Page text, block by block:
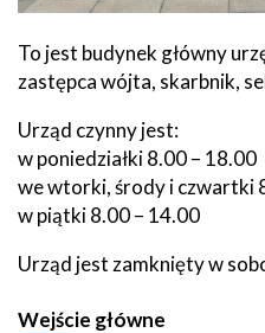
To jest budynek główny
zastępca wójta, skarbnik,
Urząd czynny jest:
w poniedziałki 8.00 – 18.00
we wtorki, środy i czwartki
w piątki 8.00 – 14.00
Urząd jest zamknięty w
Wejście główne